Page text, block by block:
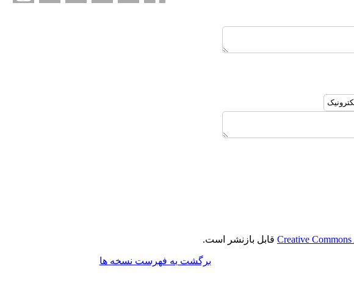
Creative قابل بازنشر است.
برگشت به فهرست نسخه ها